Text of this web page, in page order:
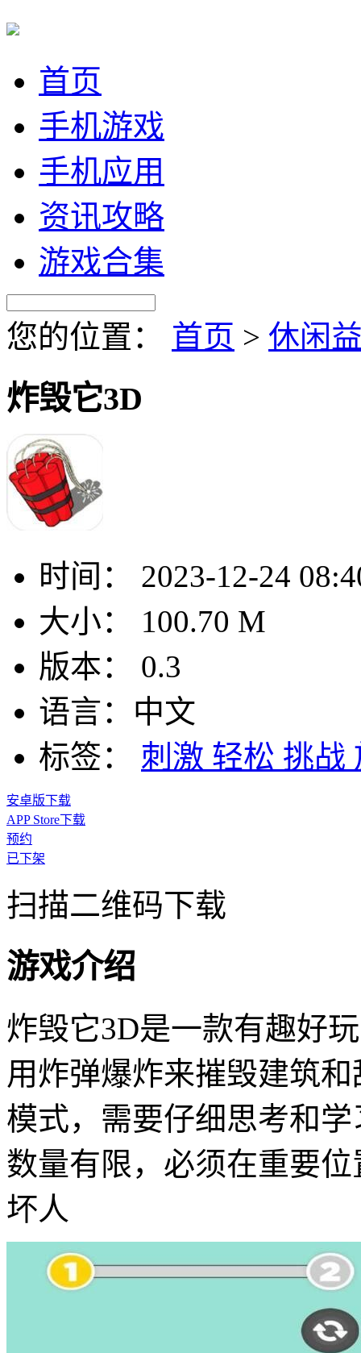
首页
手机游戏
手机应用
资讯攻略
游戏合集
您的位置： 首页 > 休闲
炸毁它3D
时间：
2023-12-24
大小：
100.70 M
版本：
0.3
语言： 中文
标签：
刺激 轻松 挑战
安卓版下载
APP Store下载
预约
已下架
扫描二维码下载
游戏介绍
炸毁它3D是一款有趣好
用炸弹爆炸来摧毁建筑
模式，需要仔细思考和学
数量有限，必须在重要
坏人